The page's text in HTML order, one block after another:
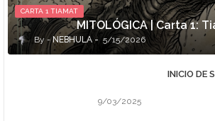
CARTA 1 TIAMAT
MITOLÓGICA | Carta 1:
NEBHULA 5/15/2026
INICIO DE
9/03/2025